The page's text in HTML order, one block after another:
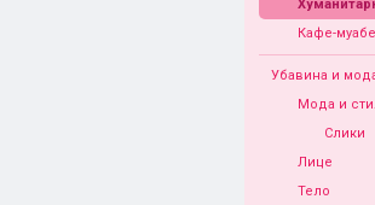
Кафе-
Убавина и
Мода и
Слики
Лице
Тело